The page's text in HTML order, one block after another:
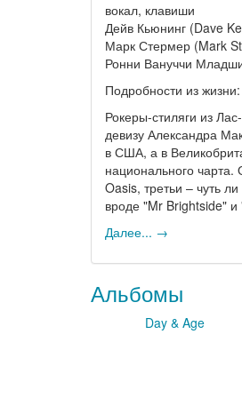
вокал, клавиши
Дейв Кьюнинг (Dave
Марк Стермер (Mark
Ронни Вануччи
Подробности из жизни:
Рокеры-стиляги из
девизу Александра
в США, а в
национального чарта.
Oasis, третьи – чуть
вроде "Mr Brightside"
Далее... →
Альбомы
Day & Age